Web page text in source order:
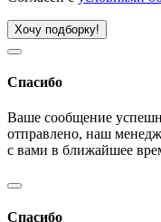
Хочу подборку!
Спасибо
Ваше сообщение
отправлено, наш
с вами в ближайшее
Спасибо